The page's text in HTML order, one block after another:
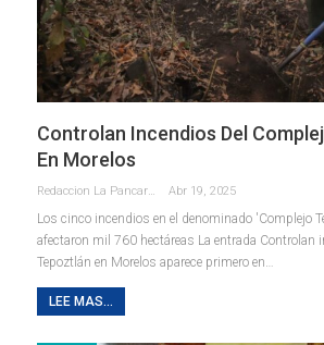
Controlan Incendios Del
En Morelos
Redaccion La Pancarta De Quintana Roo Abr 19, 2025
Los cinco incendios en el denominado 'Complejo
afectaron mil 760 hectáreas La entrada Controlan
Tepoztlán en Morelos aparece primero en…
LEE MAS...